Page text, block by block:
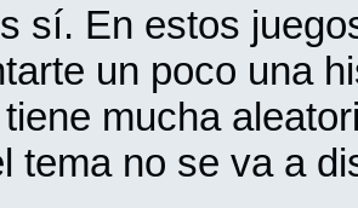
sí. En estos
un poco una
mucha
tema no se va a